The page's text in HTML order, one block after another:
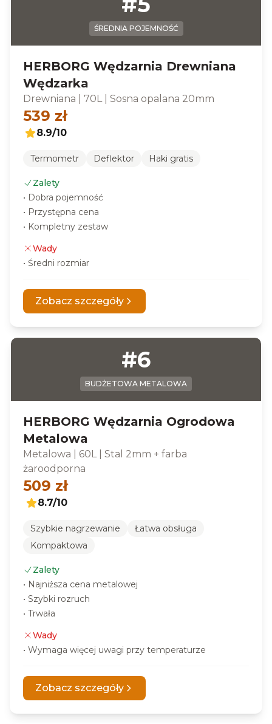
ŚREDNIA POJEMNOŚĆ
HERBORG Wędzarnia Drewniana
Wędzarka
Drewniana 70L| Sosna opalana 20mm
539 zł
8.9/10
Termometr Deflektor Haki gratis
Zalety
• Dobra pojemność
• Przystępna cena
• Kompletny zestaw
Wady
• Średni rozmiar
Zobacz szczegóły
#6
BUDŻETOWA METALOWA
HERBORG Wędzarnia Ogrodowa
Metalowa
Metalowa 60L| Stal 2mm + farba
żaroodporna
509 zł
8.7/10
Szybkie nagrzewanie
Łatwa obsługa
Kompaktowa
Zalety
• Najniższa cena metalowej
• Szybki rozruch
• Trwała
Wady
• Wymaga więcej uwagi przy temperaturze
Zobacz szczegóły